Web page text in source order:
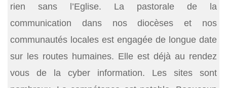
rien sans l’Eglise. La pastorale de la
communication dans nos diocèses et nos
communautés locales est engagée de longue date
sur les routes humaines. Elle est déjà au rendez
vous de la cyber information. Les sites sont